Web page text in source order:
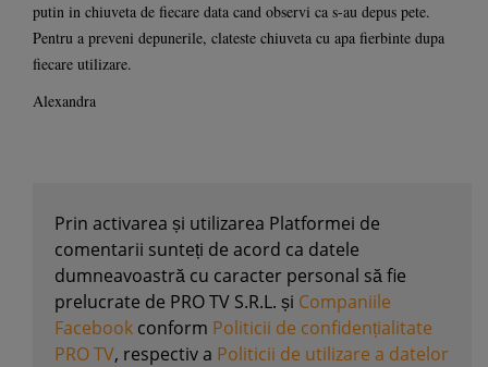
putin in chiuveta de fiecare data cand observi ca s-au depus pete.
Pentru a preveni depunerile, clateste chiuveta cu apa fierbinte dupa
fiecare utilizare.
Alexandra
Prin activarea și utilizarea Platformei de
comentarii sunteți de acord ca datele
dumneavoastră cu caracter personal să fie
prelucrate de PRO TV S.R.L. și Companiile
Facebook conform Politicii de confidențialitate
PRO TV, respectiv a Politicii de utilizare a datelor